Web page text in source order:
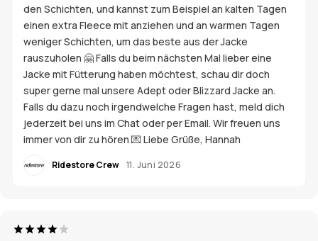
den Schichten, und kannst zum Beispiel an kalten Tagen
einen extra Fleece mit anziehen und an warmen Tagen
weniger Schichten, um das beste aus der Jacke
rauszuholen 🤗 Falls du beim nächsten Mal lieber eine
Jacke mit Fütterung haben möchtest, schau dir doch
super gerne mal unsere Adept oder Blizzard Jacke an.
Falls du dazu noch irgendwelche Fragen hast, meld dich
jederzeit bei uns im Chat oder per Email. Wir freuen uns
immer von dir zu hören 💌 Liebe Grüße, Hannah
Ridestore Crew 11. Juni 2026